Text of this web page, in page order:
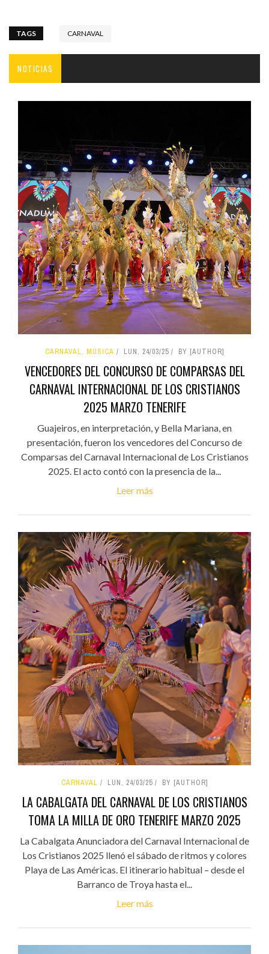
TAGS CARNAVAL
NOTICIAS
CARNAVAL, MÚSICA LUN, 24/03/25 BY [AUTHOR]
VENCEDORES DEL CONCURSO DE COMPARSAS DEL
CARNAVAL INTERNACIONAL DE LOS CRISTIANOS
2025 MARZO TENERIFE
Guajeiros, en interpretación, y Bella Mariana, en
presentación, fueron los vencedores del Concurso de
Comparsas del Carnaval Internacional de Los Cristianos
2025. El acto contó con la presencia de la...
Leer más
CARNAVAL LUN, 24/03/25 BY [AUTHOR]
LA CABALGATA DEL CARNAVAL DE LOS CRISTIANOS
TOMA LA MILLA DE ORO TENERIFE MARZO 2025
La Cabalgata Anunciadora del Carnaval Internacional de
Los Cristianos 2025 llenó el sábado de ritmos y colores
Playa de Las Américas. El itinerario habitual – desde el
Barranco de Troya hasta el...
Leer más